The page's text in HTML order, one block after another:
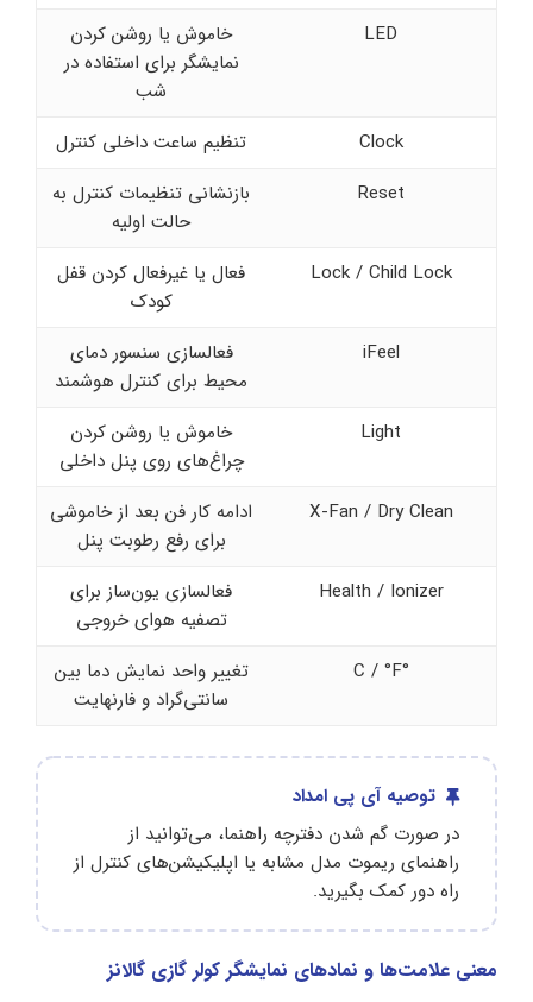
LED
خاموش یا روشن کردن
نمایشگر برای استفاده در
شب
Clock
تنظیم ساعت داخلی کنترل
Reset
بازنشانی تنظیمات کنترل به
حالت اولیه
Lock / Child Lock
فعال یا غیرفعال کردن قفل
کودک
iFeel
فعالسازی سنسور دمای
محیط برای کنترل هوشمند
Light
خاموش یا روشن کردن
چراغ‌های روی پنل داخلی
X-Fan / Dry Clean
ادامه کار فن بعد از خاموشی
برای رفع رطوبت پنل
Health / Ionizer
فعالسازی یون‌ساز برای
تصفیه هوای خروجی
°C / °F
تغییر واحد نمایش دما بین
سانتی‌گراد و فارنهایت
توصیه آی پی امداد
در صورت گم شدن دفترچه راهنما، می‌توانید از
راهنمای ریموت مدل مشابه یا اپلیکیشن‌های کنترل از
راه دور کمک بگیرید.
معنی علامت‌ها و نمادهای نمایشگر کولر گازی گالانز